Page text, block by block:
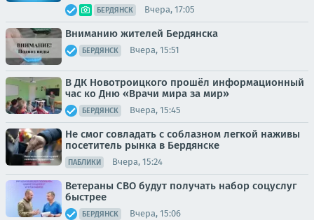
БЕРДЯНСК Вчера, 17:05
Вниманию жителей Бердянска
БЕРДЯНСК Вчера, 15:51
В ДК Новотроицкого прошёл информационный
час ко Дню «Врачи мира за мир»
БЕРДЯНСК Вчера, 15:45
Не смог совладать с соблазном легкой наживы
посетитель рынка в Бердянске
ПАБЛИКИ Вчера, 15:24
Ветераны СВО будут получать набор соцуслуг
быстрее
БЕРДЯНСК Вчера, 15:06